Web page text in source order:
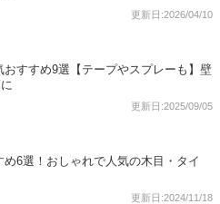
更新日:2026/04/10
おすすめ9選【テープやスプレーも】壁
更新日:2025/09/05
6選！おしゃれで人気の木目・タイ
更新日:2024/11/18